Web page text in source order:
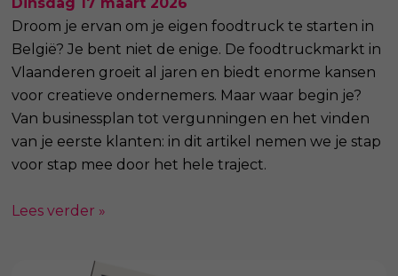
Droom je ervan om je eigen foodtruck te starten in
België? Je bent niet de enige. De foodtruckmarkt in
Vlaanderen groeit al jaren en biedt enorme kansen
voor creatieve ondernemers. Maar waar begin je?
Van businessplan tot vergunningen en het vinden
van je eerste klanten: in dit artikel nemen we je stap
voor stap mee door het hele traject.
Lees verder »